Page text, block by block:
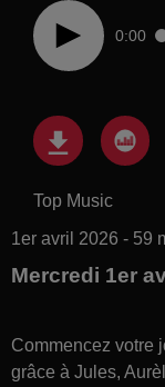
0:00
Top Music
1er avril 2026 - 59
Mercredi 1er
Commencez votre
grâce à Jules,